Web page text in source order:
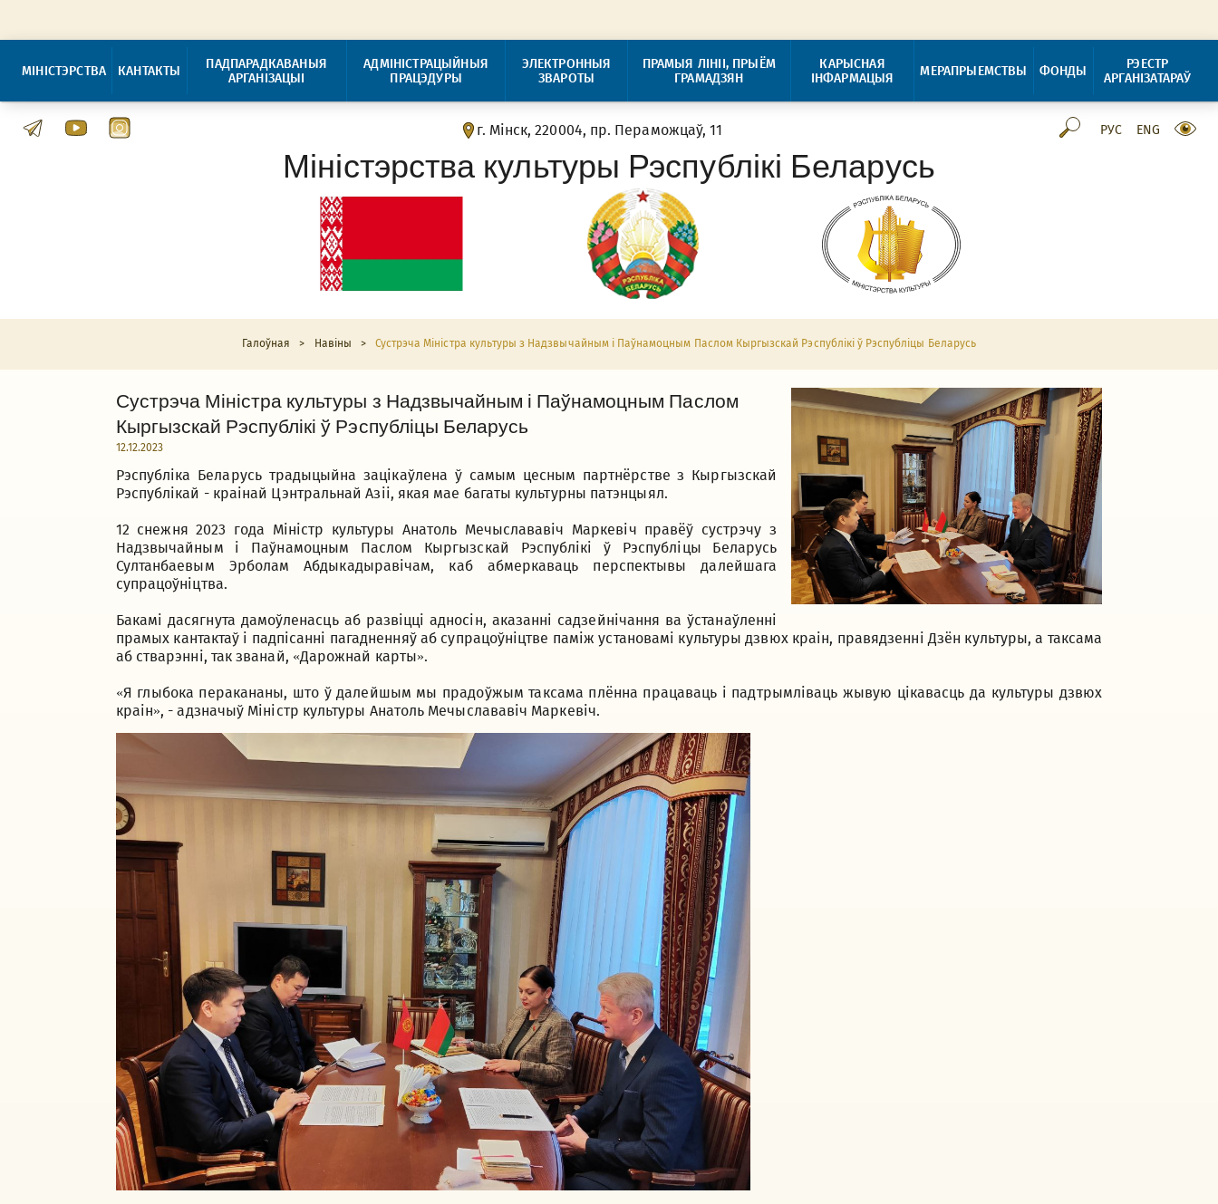
МІНІСТЭРСТВА КАНТАКТЫ
ПАДПАРАДКАВАНЫЯ
АРГАНІЗАЦЫІ
АДМІНІСТРАЦЫЙНЫЯ
ПРАЦЭДУРЫ
ЭЛЕКТРОННЫЯ
ЗВАРОТЫ
ПРАМЫЯ ЛІНІІ, ПРЫЁМ
ГРАМАДЗЯН
КАРЫСНАЯ
ІНФАРМАЦЫЯ
МЕРАПРЫЕМСТВЫ ФОНДЫ
РЭЕСТР
АРГАНІЗАТАРАЎ
г. Мінск, 220004, пр. Пераможцаў, 11 РУС ENG
Міністэрства культуры Рэспублікі Беларусь
Галоўная > Навіны > Сустрэча Міністра культуры з Надзвычайным і Паўнамоцным Паслом Кыргызскай Рэспублікі ў Рэспубліцы Беларусь
Сустрэча Міністра культуры з Надзвычайным і Паўнамоцным Паслом
Кыргызскай Рэспублікі ў Рэспубліцы Беларусь
12.12.2023
Рэспубліка Беларусь традыцыйна зацікаўлена ў самым цесным партнёрстве з Кыргызскай
Рэспублікай - краінай Цэнтральнай Азіі, якая мае багаты культурны патэнцыял.
12 снежня 2023 года Міністр культуры Анатоль Мечыслававіч Маркевіч правёў сустрэчу з
Надзвычайным і Паўнамоцным Паслом Кыргызскай Рэспублікі ў Рэспубліцы Беларусь
Султанбаевым Эрболам Абдыкадыравічам, каб абмеркаваць перспектывы далейшага
супрацоўніцтва.
Бакамі дасягнута дамоўленасць аб развіцці адносін, аказанні садзейнічання ва ўстанаўленні
прамых кантактаў і падпісанні пагадненняў аб супрацоўніцтве паміж установамі культуры дзвюх краін, правядзенні Дзён культуры, а таксама
аб стварэнні, так званай, «Дарожнай карты».
«Я глыбока перакананы, што ў далейшым мы прадоўжым таксама плённа працаваць і падтрымліваць жывую цікавасць да культуры дзвюх
краін», - адзначыў Міністр культуры Анатоль Мечыслававіч Маркевіч.